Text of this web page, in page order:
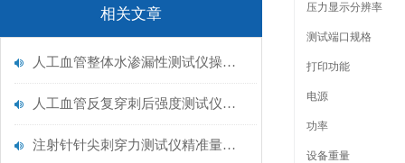
相关文章
人工血管整体水渗漏性测试仪操作中最容易出错的步骤
人工血管反复穿刺后强度测试仪是什么？透析患者的“生命管“质量靠它把关！
注射针针尖刺穿力测试仪精准量化针尖锋利度，构筑临床安全防线
压力显示分辨率
测试端口规格
打印功能
电源
功率
设备重量